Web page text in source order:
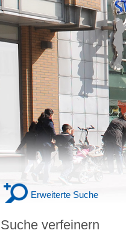
Erweiterte Suche
Suche verfeinern